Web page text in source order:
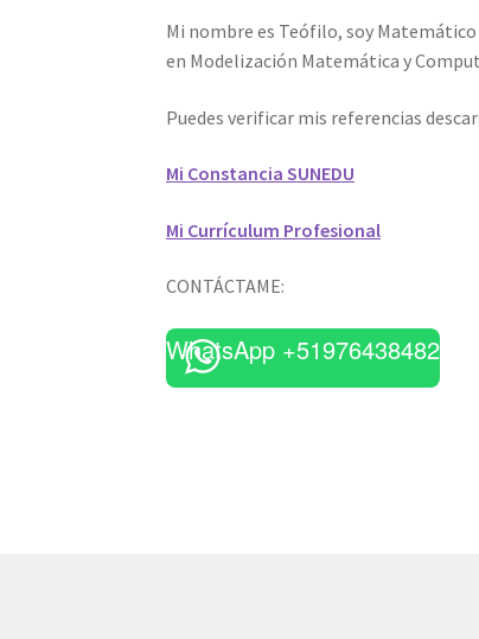
Mi nombre es Teófilo, soy
en Modelización Matemática y
Puedes verificar mis referencias
Mi Constancia SUNEDU
Mi Currículum Profesional
CONTÁCTAME:
WhatsApp +51976438482